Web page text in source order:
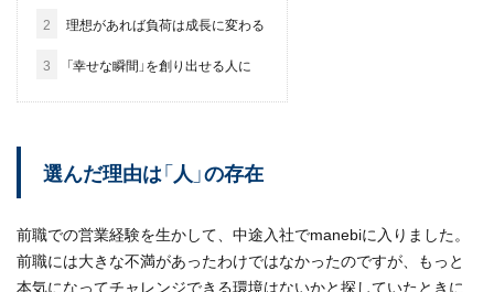
2 理想があれば負荷は成長に変わる
3 「幸せな瞬間」を創り出せる人に
選んだ理由は「人」の存在
前職での営業経験を生かして、中途入社でmanebiに入りました。
前職には大きな不満があったわけではなかったのですが、もっと
本気になってチャレンジできる環境はないかと探していたときに